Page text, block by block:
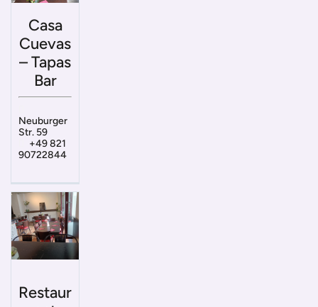
Casa
Cuevas
– Tapas
Bar
Neuburger
Str. 59
+49 821
90722844
Restaur